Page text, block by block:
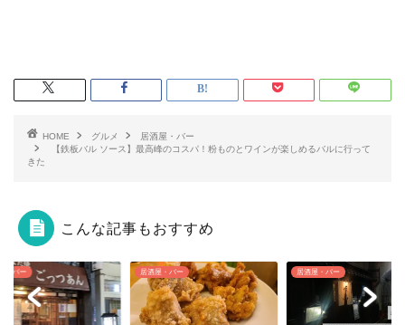
HOME グルメ
居酒屋・バー
【鉄板バル ソース】最高峰のコスパ！粉ものとワインが楽しめるバルに行って
きた
こんな記事もおすすめ
・バー 居酒屋・バー 居酒屋・バー